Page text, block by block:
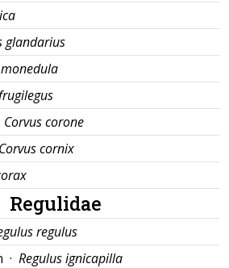
glandarius
Corvus corone
Corvus cornix
Regulidae
regulus
· Regulus ignicapilla